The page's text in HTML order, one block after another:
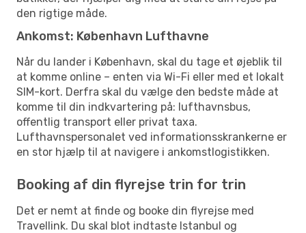
den rigtige måde.
Ankomst: København Lufthavne
Når du lander i København, skal du tage et øjeblik til
at komme online – enten via Wi-Fi eller med et lokalt
SIM-kort. Derfra skal du vælge den bedste måde at
komme til din indkvartering på: lufthavnsbus,
offentlig transport eller privat taxa.
Lufthavnspersonalet ved informationsskrankerne er
en stor hjælp til at navigere i ankomstlogistikken.
Booking af din flyrejse trin for trin
Det er nemt at finde og booke din flyrejse med
Travellink. Du skal blot indtaste Istanbul og